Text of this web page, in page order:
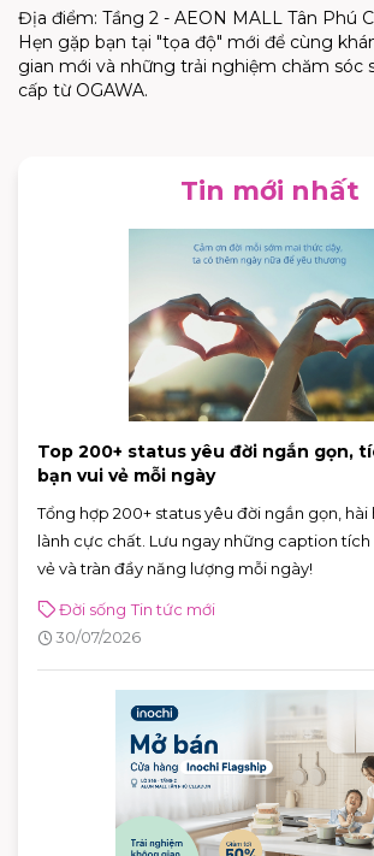
Địa điểm: Tầng 2 - AEON MALL Tân Phú
Hẹn gặp bạn tại "tọa độ" mới để cùng
gian mới và những trải nghiệm chăm sóc
cấp từ OGAWA.
Tin mới nhất
Top 200+ status yêu đời ngắn gọn,
bạn vui vẻ mỗi ngày
Tổng hợp 200+ status yêu đời ngắn gọn,
lành cực chất. Lưu ngay những caption
vẻ và tràn đầy năng lượng mỗi ngày!
Đời sống Tin tức mới
30/07/2026